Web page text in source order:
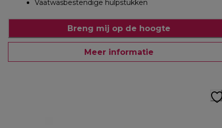
Vaatwasbestendige hulpstukken
Breng mij op de hoogte
Meer informatie